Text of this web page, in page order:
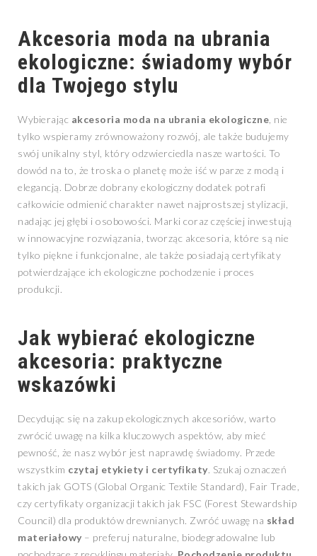
Akcesoria moda na ubrania
ekologiczne: świadomy wybór
dla Twojego stylu
Wybierając akcesoria moda na ubrania ekologiczne , nie
tylko wspieramy zrównoważony rozwój, ale także budujemy
swój unikalny styl, który odzwierciedla nasze wartości. To
dowód na to, że troska o planetę może iść w parze z modą i
elegancją. Dobrze dobrany ekologiczny dodatek potrafi
całkowicie odmienić charakter nawet najprostszej stylizacji,
nadając jej głębi i osobowości. Marki coraz częściej inwestują
w innowacyjne rozwiązania, tworząc akcesoria, które są nie
tylko piękne i funkcjonalne, ale także posiadają certyfikaty
potwierdzające ich ekologiczne pochodzenie i proces
produkcji.
Jak wybierać ekologiczne
akcesoria: praktyczne
wskazówki
Decydując się na zakup ekologicznych akcesoriów, warto
zwrócić uwagę na kilka kluczowych aspektów, aby mieć
pewność, że nasz wybór jest naprawdę świadomy. Przede
wszystkim czytaj etykiety i certyfikaty. Szukaj oznaczeń
takich jak GOTS (Global Organic Textile Standard), Fair Trade,
czy certyfikaty organizacji takich jak FSC (Forest Stewardship
Council) dla produktów drewnianych. Zwróć uwagę na skład
materiałowy – preferuj naturalne, biodegradowalne lub